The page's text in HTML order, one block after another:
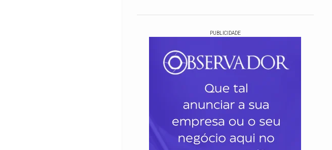
PUBLICIDADE